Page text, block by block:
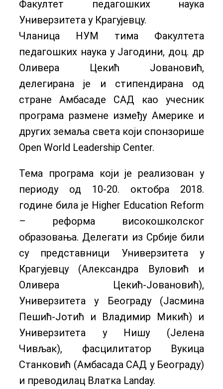
Факултет педагошких наука
Универзитета у Крагујевцу.
Чланица НУМ тима Факултета
педагошких наука у Јагодини, доц. др
Оливера Цекић Јовановић,
делегирана је и стипендирана од
стране Амбасаде САД као учесник
програма размене између Америке и
других земаља света који спонзорише
Open World Leadership Center.
Тема програма који је реализован у
периоду од 10-20. октобра 2018.
године била је Higher Education Reform
– реформа високошколског
образовања. Делегати из Србије били
су представници Универзитета у
Крагујевцу (Александра Вуловић и
Оливера Цекић-Јовановић),
Универзитета у Београду (Јасмина
Пешић-Јотић и Владимир Микић) и
Универзитета у Нишу (Јелена
Чивљак), фасцилитатор Вукица
Станковић (Амбасада САД у Београду)
и преводилац Влатка Landay.